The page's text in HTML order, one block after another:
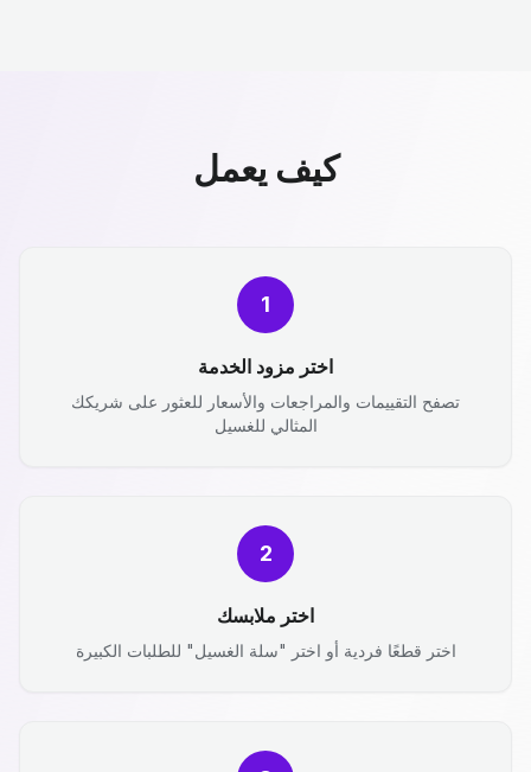
كيف يعمل
1
اختر مزود الخدمة
تصفح التقييمات والمراجعات والأسعار للعثور على شريكك
المثالي للغسيل
2
اختر ملابسك
اختر قطعًا فردية أو اختر "سلة الغسيل" للطلبات الكبيرة